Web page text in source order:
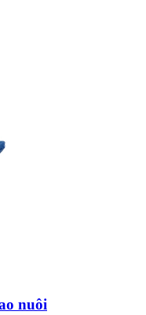
nuôi